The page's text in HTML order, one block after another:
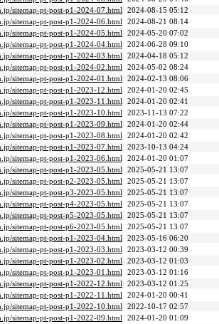
sitemap-pt-post-p1-2024-07.html 2024-08-15 05:12
sitemap-pt-post-p1-2024-06.html 2024-08-21 08:14
sitemap-pt-post-p1-2024-05.html 2024-05-20 07:02
sitemap-pt-post-p1-2024-04.html 2024-06-28 09:10
sitemap-pt-post-p1-2024-03.html 2024-04-18 05:12
sitemap-pt-post-p1-2024-02.html 2024-05-02 08:24
sitemap-pt-post-p1-2024-01.html 2024-02-13 08:06
sitemap-pt-post-p1-2023-12.html 2024-01-20 02:45
sitemap-pt-post-p1-2023-11.html 2024-01-20 02:41
sitemap-pt-post-p1-2023-10.html 2023-11-13 07:22
sitemap-pt-post-p1-2023-09.html 2024-01-20 02:44
sitemap-pt-post-p1-2023-08.html 2024-01-20 02:42
sitemap-pt-post-p1-2023-07.html 2023-10-13 04:24
sitemap-pt-post-p1-2023-06.html 2024-01-20 01:07
sitemap-pt-post-p1-2023-05.html 2025-05-21 13:07
sitemap-pt-post-p2-2023-05.html 2025-05-21 13:07
sitemap-pt-post-p3-2023-05.html 2025-05-21 13:07
sitemap-pt-post-p4-2023-05.html 2025-05-21 13:07
sitemap-pt-post-p5-2023-05.html 2025-05-21 13:07
sitemap-pt-post-p6-2023-05.html 2025-05-21 13:07
sitemap-pt-post-p1-2023-04.html 2023-05-16 06:20
sitemap-pt-post-p1-2023-03.html 2023-03-12 00:39
sitemap-pt-post-p1-2023-02.html 2023-03-12 01:03
sitemap-pt-post-p1-2023-01.html 2023-03-12 01:16
sitemap-pt-post-p1-2022-12.html 2023-03-12 01:25
sitemap-pt-post-p1-2022-11.html 2024-01-20 00:41
sitemap-pt-post-p1-2022-10.html 2022-10-17 02:57
sitemap-pt-post-p1-2022-09.html 2024-01-20 01:09